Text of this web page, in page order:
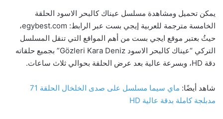
يمكن تحميل ومشاهدة مسلسل عيناك كالبحر الاسود الحلقة
الخامسة مترجمة للعربية إيجي بست عبر الرابط: egybest.com،
حيثُ بعتبر موقع ايجي بست من أهم المواقع التي تنقل المسلسل
التركي “عيناك كالبحر الاسود Gözleri Kara Deniz” بجميع حلقاته
دقة HD، وبسرعة عالية بعد عرض الحلقة بحوالي ثلاث ساعات.
شاهد أيضًا:
ماي سيما مسلسل على صدى الخلخال الحلقة 71
مدبلجة كاملة بدقة عالية HD